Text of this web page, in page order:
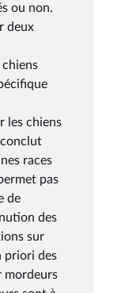
ou non.
deux
les chiens
conclut
races
pas
de
des
sur
priori des
mordeurs